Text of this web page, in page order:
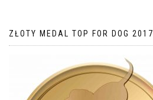
ZŁOTY MEDAL TOP FOR DOG 2017